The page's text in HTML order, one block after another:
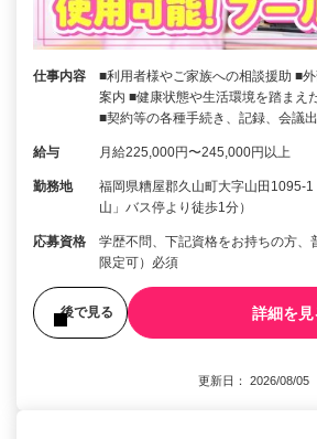
仕事内容
■利用者様やご家族への相談援助 ■
案内 ■健康状態や生活環境を踏まえ
■契約等の各種手続き、記録、会議
給与 月給225,000円〜245,000円以上
勤務地
福岡県糟屋郡久山町大字山田1095-
山」バス停より徒歩1分）
応募資格
学歴不問、下記資格をお持ちの方、
限定可）必須
後で見る 詳細を見
更新日： 2026/08/